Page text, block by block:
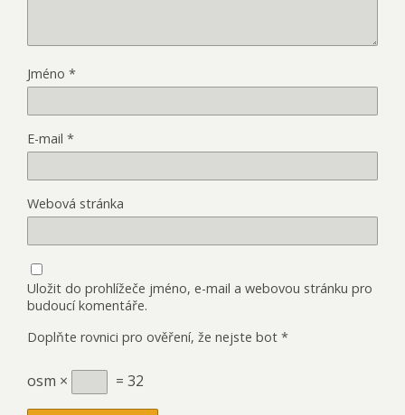
Jméno *
E-mail *
Webová stránka
Uložit do prohlížeče jméno, e-mail a webovou stránku pro
budoucí komentáře.
Doplňte rovnici pro ověření, že nejste bot *
osm × = 32